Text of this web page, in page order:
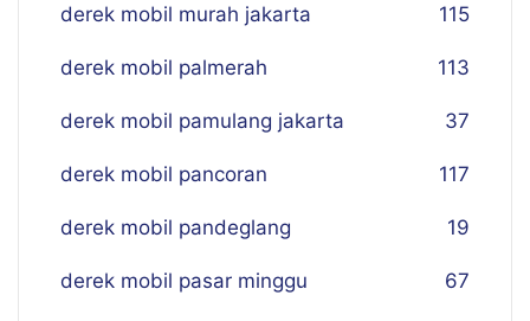
derek mobil murah jakarta 115
derek mobil palmerah 113
derek mobil pamulang jakarta 37
derek mobil pancoran 117
derek mobil pandeglang 19
derek mobil pasar minggu 67